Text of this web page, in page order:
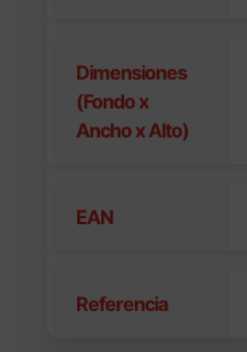
Dimensiones
(Fondo x
Ancho x Alto)
EAN
Referencia